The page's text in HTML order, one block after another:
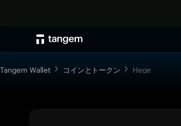
Tangem Wallet コインとトークン Hege